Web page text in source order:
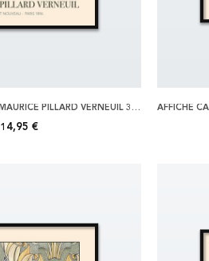
AFFICHE CAPUCINE BY MAURICE PILLARD VERNEUIL 30X40
14,95 €